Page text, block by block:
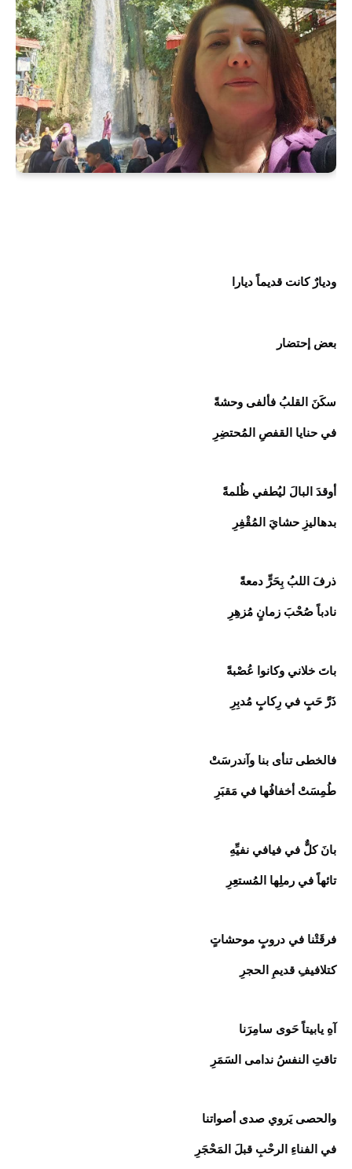
وديارٌ كانت قديماً ديارا
بعض إحتضار
سكَنَ القلبُ فألفى وحشةً
في حنايا القفصِ المُحتضِرِ
أوقدَ البالَ ليُطفي ظُلمةً
بدهاليزِ حشايَ المُقْفِرِ
ذرفَ اللبُ بِحَرٍّ دمعةً
نادباً صُحْبَ زمانٍ مُزهِرِ
باتَ خلاني وكانوا عُصْبةً
ذَرَّ حَبٍ في رِكابٍ مُدبِرِ
فالخطى تنأى بنا وآندرسَتْ
طُمِسَتْ أخفافُها في مَقبَرِ
بانَ كلٌّ في فيافي نفيِّهِ
تائهاً في رملِها المُستعِرِ
فرقَتْنا في دروبٍ موحشاتٍ
كتلافيفِ قديمِ الحجرِ
آهِ يابيتاً حَوى سامِرَنا
تاقتِ النفسُ ندامى السَمَرِ
والحصى يَروي صدى أصواتنا
في الفناءِ الرحْبِ قبلَ المَحْجَرِ